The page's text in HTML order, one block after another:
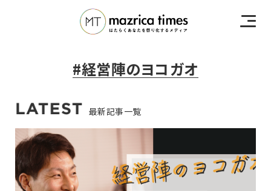
#経営陣のヨコガオ
最新記事一覧